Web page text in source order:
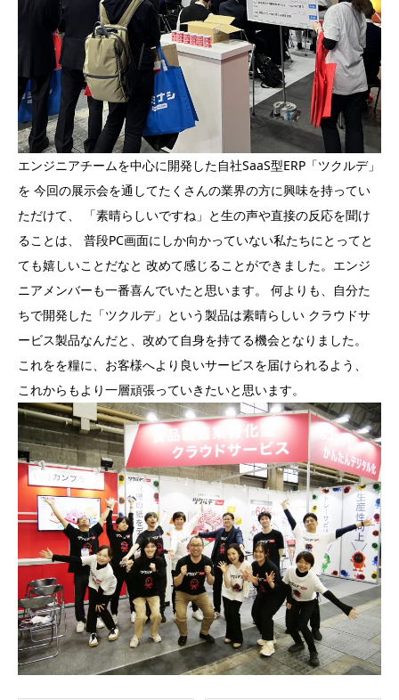
エンジニアチームを中心に開発した自社SaaS型ERP「ツクルデ」
を 今回の展示会を通してたくさんの業界の方に興味を持ってい
ただけて、 「素晴らしいですね」と生の声や直接の反応を聞け
ることは、 普段PC画面にしか向かっていない私たちにとってと
ても嬉しいことだなと 改めて感じることができました。エンジ
ニアメンバーも一番喜んでいたと思います。 何よりも、自分た
ちで開発した「ツクルデ」という製品は素晴らしい クラウドサ
ービス製品なんだと、改めて自身を持てる機会となりました。
これをを糧に、お客様へより良いサービスを届けられるよう、
これからもより一層頑張っていきたいと思います。